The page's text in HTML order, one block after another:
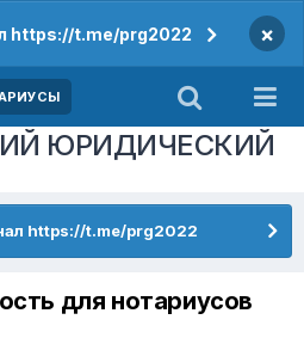
https://t.me/prg2022 ×
ЮРИДИЧЕСКИЙ
https://t.me/prg2022
для нотариусов